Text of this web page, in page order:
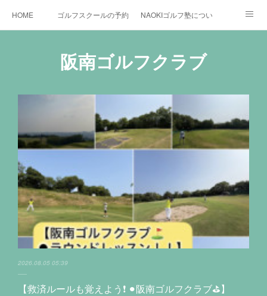
HOME ゴルフスクールの予約状況NAOKIゴルフ塾について
お役立ちゴルフ情報 BLOG YouTube
阪南ゴルフクラブ
2026.08.05 05:39
【救済ルールも覚えよう❗️ ⚫︎阪南ゴルフクラブ⛳️】